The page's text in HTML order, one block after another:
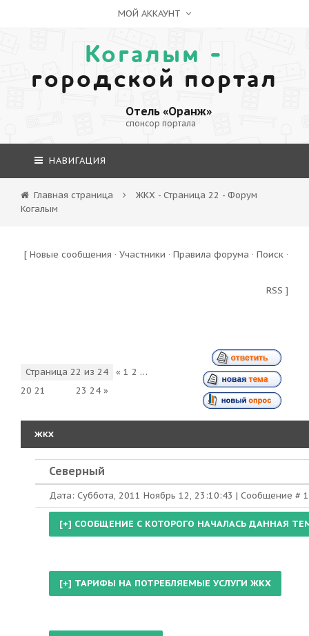
МОЙ АККАУНТ
Когалым -
городской портал
Отель «Оранж»
спонсор портала
НАВИГАЦИЯ
Главная страница
ЖКХ - Страница 22 - Форум
Когалым
[ Новые сообщения · Участники · Правила форума · Поиск ·
RSS ]
Страница 22 из 24 « 1 2 …
20 21 23 24 »
ЖКХ
Северный
Дата: Суббота, 2011 Ноябрь 12, 23:10:43 | Сообщение # 1